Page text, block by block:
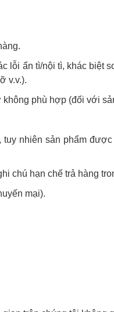
lỗi ẩn tì/nội tì, khác biệt
v.v.).
phù hợp (đối với
nhiên sản phẩm
chú hạn chế trả hàng
mại).